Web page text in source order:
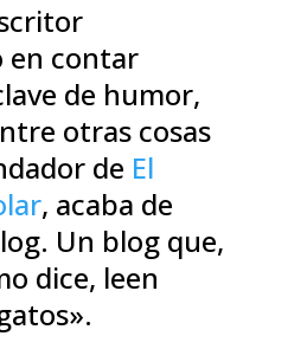
en contar
de humor,
otras cosas
de El
, acaba de
Un blog que,
dice, leen